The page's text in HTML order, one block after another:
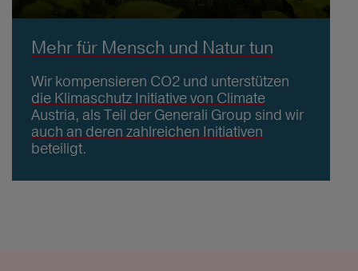
Mehr für Mensch und Natur tun
Wir kompensieren CO2 und unterstützen
die Klimaschutz Initiative von Climate
Austria, als Teil der Generali Group sind wir
auch an deren zahlreichen Initiativen
beteiligt.